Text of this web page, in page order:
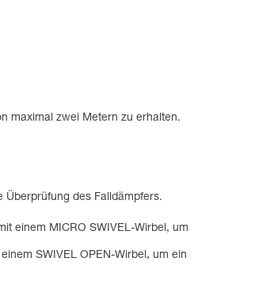
maximal zwei Metern zu erhalten.
Überprüfung des Falldämpfers.
einem MICRO SWIVEL-Wirbel, um
SWIVEL OPEN-Wirbel, um ein